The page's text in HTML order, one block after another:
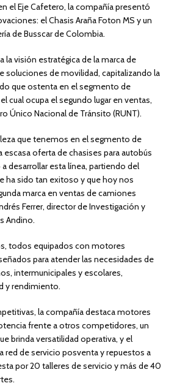
el Eje Cafetero, la compañía presentó
el Chasis Araña Foton MS y un
de Busscar de Colombia.
la visión estratégica de la marca de
soluciones de movilidad, capitalizando la
que ostenta en el segmento de
cual ocupa el segundo lugar en ventas,
Único Nacional de Tránsito (RUNT).
que tenemos en el segmento de
escasa oferta de chasises para autobús
desarrollar esta línea, partiendo del
ha sido tan exitoso y que hoy nos
marca en ventas de camiones
Ferrer, director de Investigación y
Andino.
todos equipados con motores
para atender las necesidades de
intermunicipales y escolares,
y rendimiento.
la compañía destaca motores
frente a otros competidores, un
brinda versatilidad operativa, y el
red de servicio posventa y repuestos a
por 20 talleres de servicio y más de 40